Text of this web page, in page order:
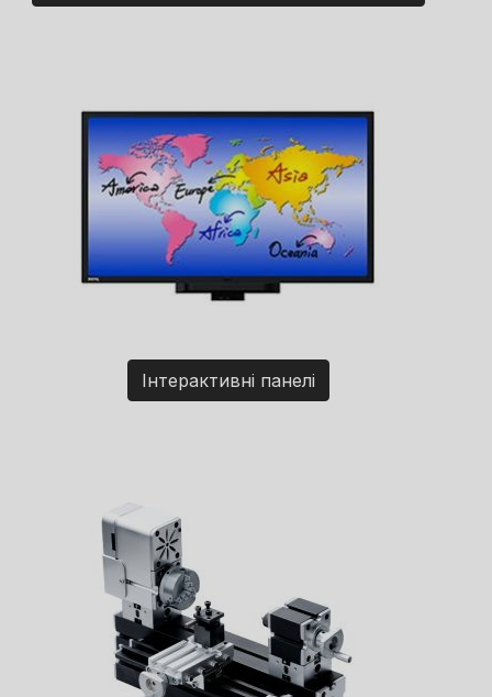
Інтерактивні панелі